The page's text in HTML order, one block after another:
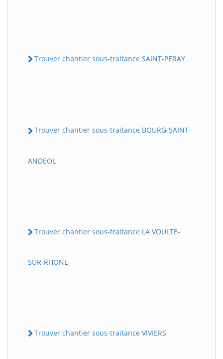
Trouver chantier sous-traitance SAINT-PERAY
Trouver chantier sous-traitance BOURG-SAINT-
ANDEOL
Trouver chantier sous-traitance LA VOULTE-
SUR-RHONE
Trouver chantier sous-traitance VIVIERS